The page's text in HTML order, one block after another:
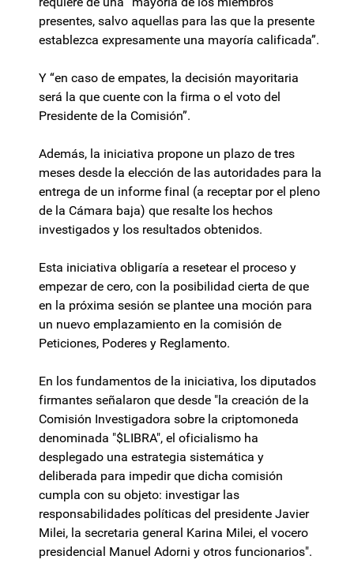
presentes, salvo aquellas para las que la presente
establezca expresamente una mayoría calificada”.
Y “en caso de empates, la decisión mayoritaria
será la que cuente con la firma o el voto del
Presidente de la Comisión”.
Además, la iniciativa propone un plazo de tres
meses desde la elección de las autoridades para la
entrega de un informe final (a receptar por el pleno
de la Cámara baja) que resalte los hechos
investigados y los resultados obtenidos.
Esta iniciativa obligaría a resetear el proceso y
empezar de cero, con la posibilidad cierta de que
en la próxima sesión se plantee una moción para
un nuevo emplazamiento en la comisión de
Peticiones, Poderes y Reglamento.
En los fundamentos de la iniciativa, los diputados
firmantes señalaron que desde "la creación de la
Comisión Investigadora sobre la criptomoneda
denominada "$LIBRA", el oficialismo ha
desplegado una estrategia sistemática y
deliberada para impedir que dicha comisión
cumpla con su objeto: investigar las
responsabilidades políticas del presidente Javier
Milei, la secretaria general Karina Milei, el vocero
presidencial Manuel Adorni y otros funcionarios".